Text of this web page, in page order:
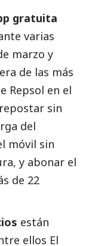
gratuita
varias
marzo y
de las más
Repsol en el
sin
del
móvil sin
y abonar el
de 22
están
ellos El